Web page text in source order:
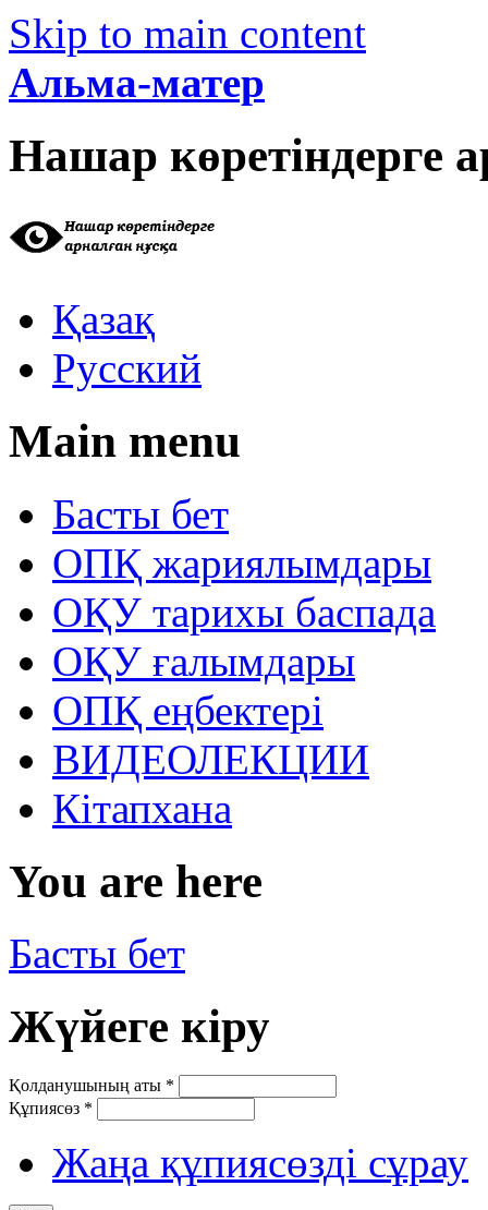
Skip to main content
Альма-матер
Нашар көретіндерге
Қазақ
Русский
Main menu
Басты бет
ОПҚ жариялымдары
ОҚУ тарихы баспада
ОҚУ ғалымдары
ОПҚ еңбектері
ВИДЕОЛЕКЦИИ
Кітапхана
You are here
Басты бет
Жүйеге кіру
Қолданушының аты *
Құпиясөз *
Жаңа құпиясөзді сұрау